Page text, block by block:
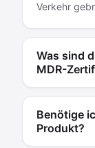
Verkehr
Was sind
MDR-
Benötige
Produkt?